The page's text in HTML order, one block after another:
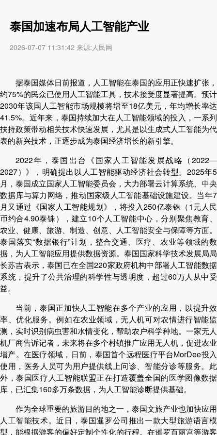
泰国加速布局人工智能产业
2026-07-07 11:31:42 来源:人民网
据泰国媒体日前报道，人工智能在泰国的应用正快速扩张，
约75%的民众已使用人工智能工具，技术接受度显著提高。预计
2030年该国人工智能市场规模将增至18亿美元，年均增长率达
41.5%。近年来，泰国持续加大在人工智能领域的投入，一系列
扶持政策带动相关技术快速发展，尤其是以生成式人工智能为代
表的新兴技术，正逐步成为泰国经济增长的新引擎。
2022年，泰国出台《国家人工智能发展战略（2022—
2027）》，明确提出以人工智能驱动经济社会转型。2025年5
月，泰国成立国家人工智能委员会，大力部署云计算系统、中央
数据库与算力网络，推动国家级人工智能基础设施建设。当年7
月又通过《国家人工智能规划》，将投入250亿泰铢（1元人民
币约合4.90泰铢），建立10个人工智能中心，分别聚焦教育、
农业、健康、旅游、制造、创意、人工智能安全与保障等方面。
泰国落实“数据银行”计划，整合交通、医疗、农业等领域的数
据，为人工智能应用提供数据资源。泰国国家科学技术发展局局
长苏吉表示，泰国已在全国220家政府机构中部署人工智能数据
系统，提升了公共治理的科学性与透明度，超过60万人从中受
益。
当前，泰国正加快人工智能在多个产业的应用，以提升效
率、优化服务。例如在农业领域，无人机可对农情进行智能监
测，实时识别病虫害和水情变化，帮助农户科学种地。一家无人
机厂商告诉记者，未来将在多个村镇推广应用无人机，促进农业
增产。在医疗领域，日前，泰国首个远程医疗平台MorDee投入
使用，医务人员可为用户提供线上问诊、智能分诊等服务。此
外，泰国医疗人工智能联盟正在打造覆盖全国的医学图像数据
库，已汇集160多万条数据，为人工智能诊断提供基础。
作为全球重要的旅游目的地之一，泰国文旅产业也加快应用
人工智能技术。近日，泰国暹罗公司推出一款大型旅游语言模
型，能根据游客的偏好定制个性化的行程。在暹罗百丽宫等游客